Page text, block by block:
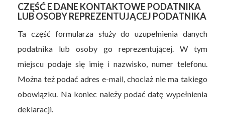
CZĘŚĆ E DANE KONTAKTOWE PODATNIKA
LUB OSOBY REPREZENTUJĄCEJ PODATNIKA
Ta część formularza służy do uzupełnienia danych
podatnika lub osoby go reprezentującej. W tym
miejscu podaje się imię i nazwisko, numer telefonu.
Można też podać adres e-mail, chociaż nie ma takiego
obowiązku. Na koniec należy podać datę wypełnienia
deklaracji.